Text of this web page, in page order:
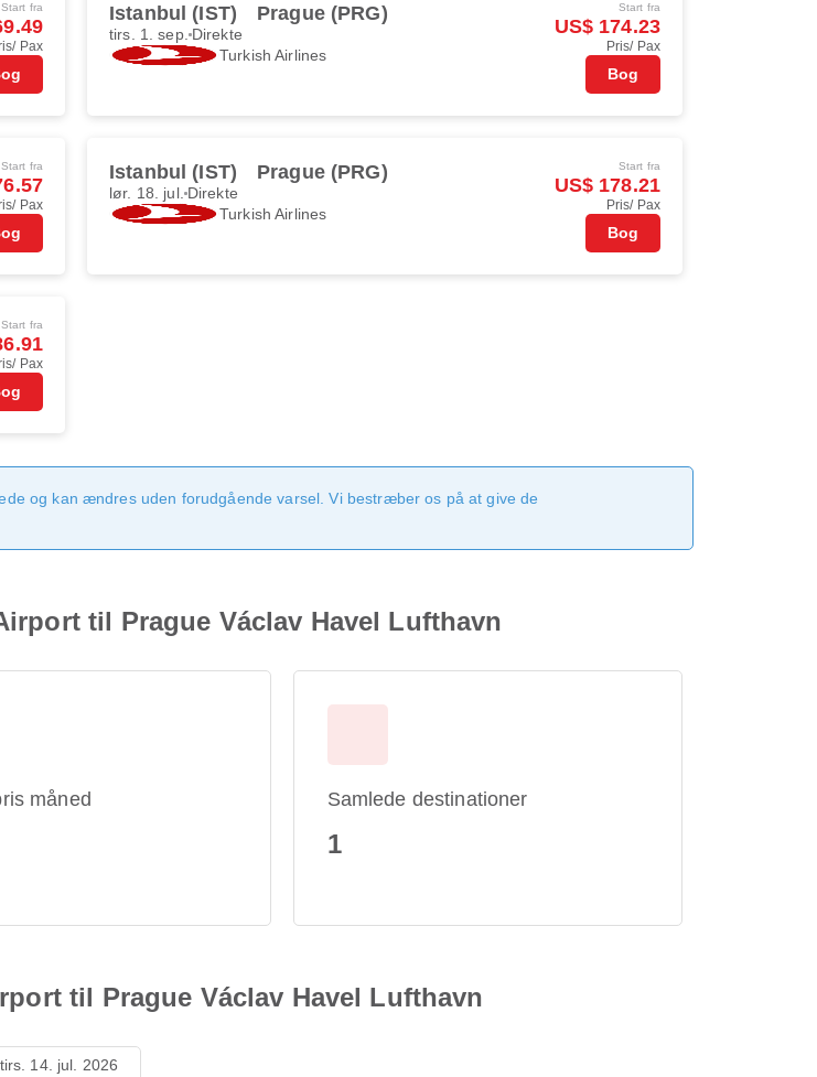
Start fra
Pax
Istanbul (IST) Prague (PRG)
tirs. 1. sep. Direkte
Turkish Airlines
Start fra
US$ 174.23
Pris/ Pax
Bog
Start fra
Pax
Istanbul (IST) Prague (PRG)
lør. 18. jul. Direkte
Turkish Airlines
Start fra
US$ 178.21
Pris/ Pax
Bog
Start fra
Pax
og kan ændres uden forudgående varsel. Vi bestræber os på at give de
til Prague Václav Havel Lufthavn
måned Samlede destinationer
1
til Prague Václav Havel Lufthavn
tirs. 14. jul. 2026